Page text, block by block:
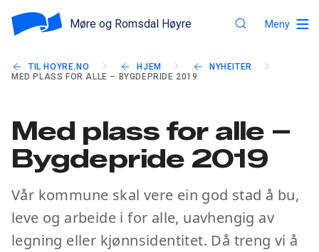
Møre og Romsdal Høyre Meny
TIL HOYRE.NO HJEM
NYHEITER
MED PLASS FOR ALLE – BYGDEPRIDE 2019
Med plass for alle –
Bygdepride 2019
Vår kommune skal vere ein god stad å bu,
leve og arbeide i for alle, uavhengig av
legning eller kjønnsidentitet. Då treng vi å